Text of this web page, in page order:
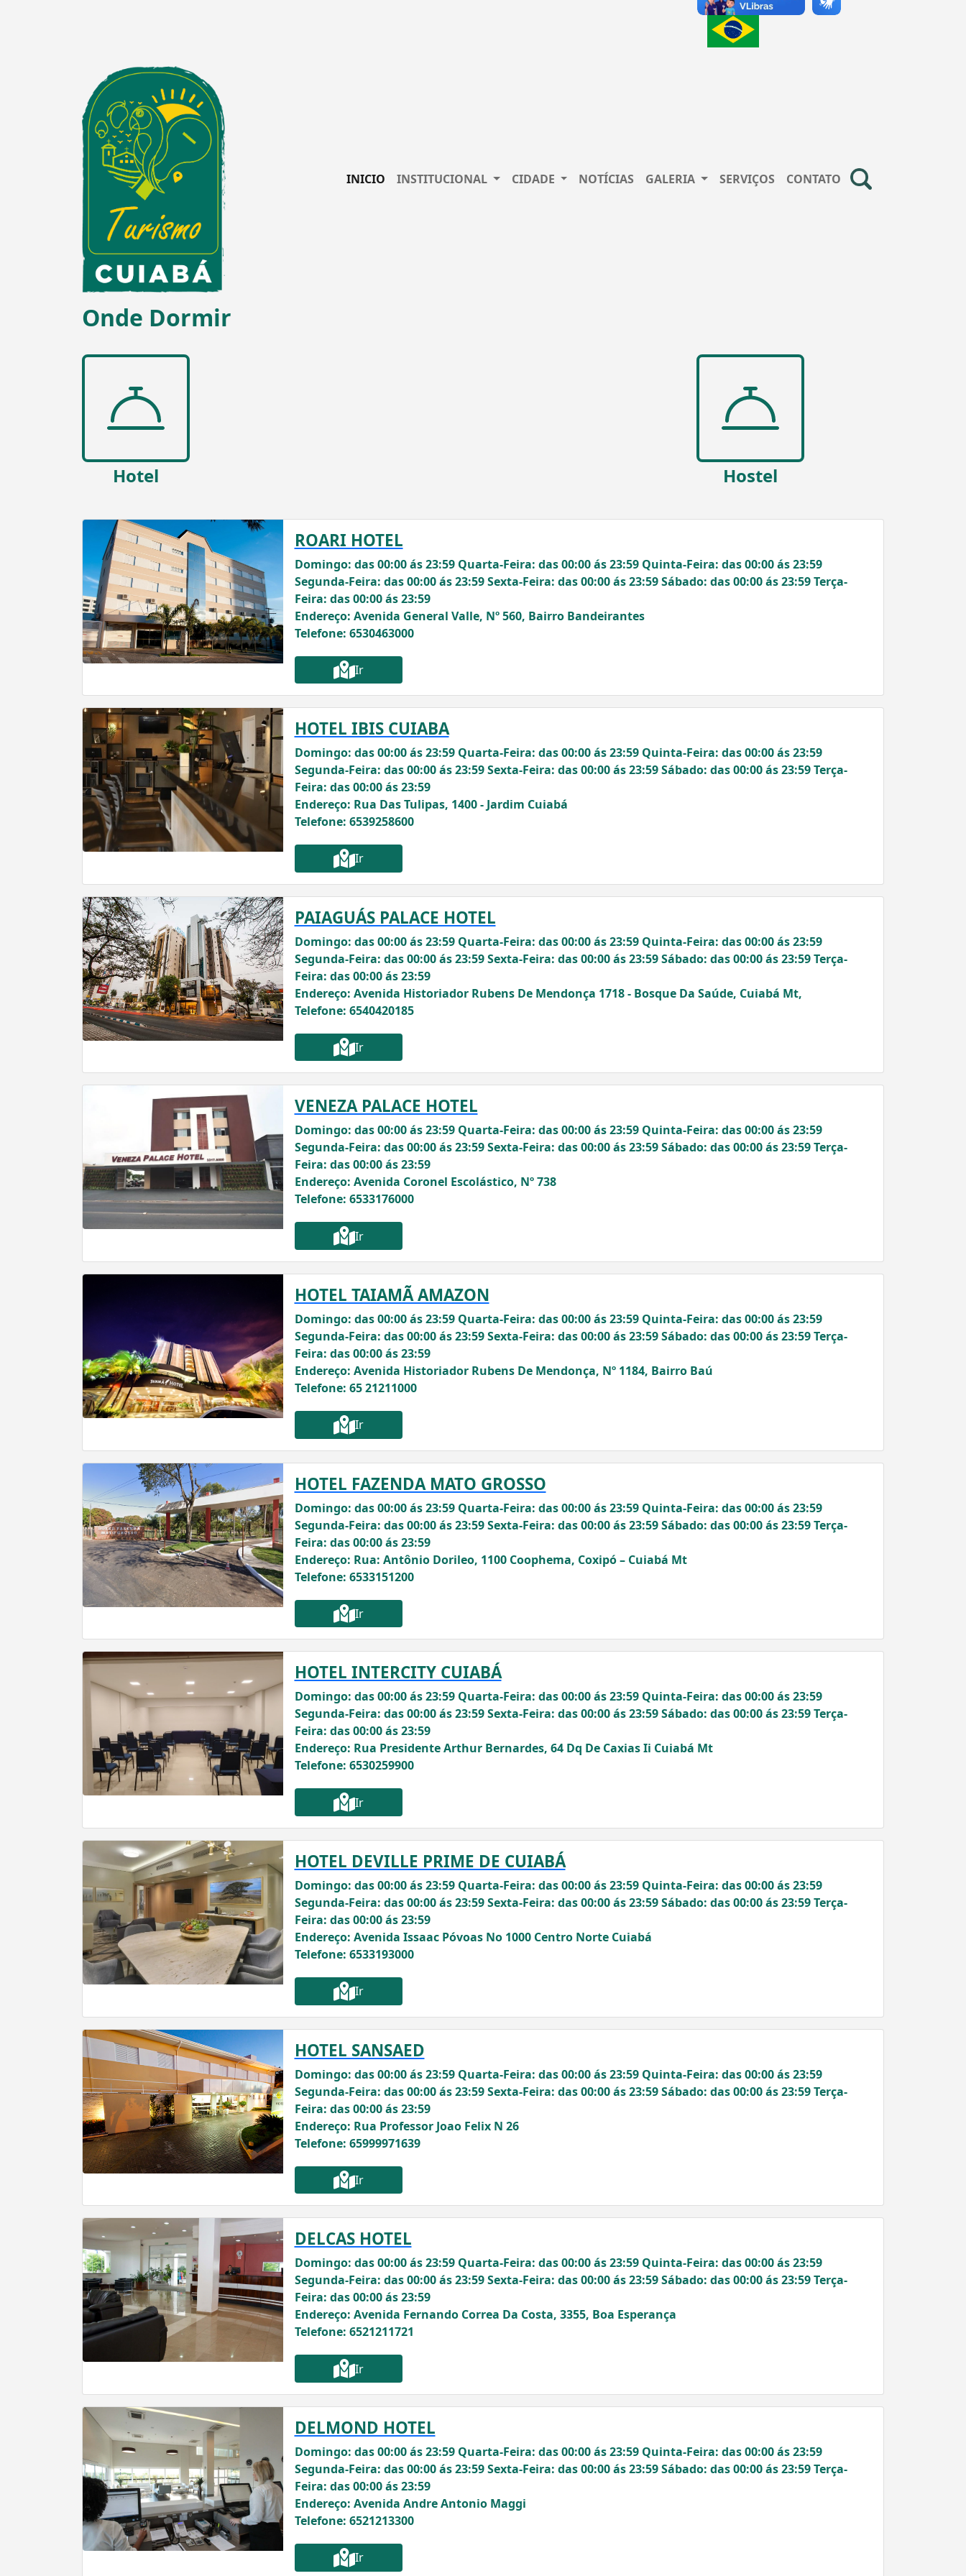
INICIO INSTITUCIONAL CIDADE NOTÍCIAS GALERIA SERVIÇOS CONTATO
Onde Dormir
Hotel Hostel
ROARI HOTEL
Domingo: das 00:00 ás 23:59 Quarta-Feira: das 00:00 ás 23:59 Quinta-Feira: das 00:00 ás 23:59
Segunda-Feira: das 00:00 ás 23:59 Sexta-Feira: das 00:00 ás 23:59 Sábado: das 00:00 ás 23:59 Terça-
Feira: das 00:00 ás 23:59
Endereço: Avenida General Valle, Nº 560, Bairro Bandeirantes
Telefone: 6530463000
Ir
HOTEL IBIS CUIABA
Domingo: das 00:00 ás 23:59 Quarta-Feira: das 00:00 ás 23:59 Quinta-Feira: das 00:00 ás 23:59
Segunda-Feira: das 00:00 ás 23:59 Sexta-Feira: das 00:00 ás 23:59 Sábado: das 00:00 ás 23:59 Terça-
Feira: das 00:00 ás 23:59
Endereço: Rua Das Tulipas, 1400 - Jardim Cuiabá
Telefone: 6539258600
Ir
PAIAGUÁS PALACE HOTEL
Domingo: das 00:00 ás 23:59 Quarta-Feira: das 00:00 ás 23:59 Quinta-Feira: das 00:00 ás 23:59
Segunda-Feira: das 00:00 ás 23:59 Sexta-Feira: das 00:00 ás 23:59 Sábado: das 00:00 ás 23:59 Terça-
Feira: das 00:00 ás 23:59
Endereço: Avenida Historiador Rubens De Mendonça 1718 - Bosque Da Saúde, Cuiabá Mt,
Telefone: 6540420185
Ir
VENEZA PALACE HOTEL
Domingo: das 00:00 ás 23:59 Quarta-Feira: das 00:00 ás 23:59 Quinta-Feira: das 00:00 ás 23:59
Segunda-Feira: das 00:00 ás 23:59 Sexta-Feira: das 00:00 ás 23:59 Sábado: das 00:00 ás 23:59 Terça-
Feira: das 00:00 ás 23:59
Endereço: Avenida Coronel Escolástico, Nº 738
Telefone: 6533176000
Ir
HOTEL TAIAMÃ AMAZON
Domingo: das 00:00 ás 23:59 Quarta-Feira: das 00:00 ás 23:59 Quinta-Feira: das 00:00 ás 23:59
Segunda-Feira: das 00:00 ás 23:59 Sexta-Feira: das 00:00 ás 23:59 Sábado: das 00:00 ás 23:59 Terça-
Feira: das 00:00 ás 23:59
Endereço: Avenida Historiador Rubens De Mendonça, Nº 1184, Bairro Baú
Telefone: 65 21211000
Ir
HOTEL FAZENDA MATO GROSSO
Domingo: das 00:00 ás 23:59 Quarta-Feira: das 00:00 ás 23:59 Quinta-Feira: das 00:00 ás 23:59
Segunda-Feira: das 00:00 ás 23:59 Sexta-Feira: das 00:00 ás 23:59 Sábado: das 00:00 ás 23:59 Terça-
Feira: das 00:00 ás 23:59
Endereço: Rua: Antônio Dorileo, 1100 Coophema, Coxipó – Cuiabá Mt
Telefone: 6533151200
Ir
HOTEL INTERCITY CUIABÁ
Domingo: das 00:00 ás 23:59 Quarta-Feira: das 00:00 ás 23:59 Quinta-Feira: das 00:00 ás 23:59
Segunda-Feira: das 00:00 ás 23:59 Sexta-Feira: das 00:00 ás 23:59 Sábado: das 00:00 ás 23:59 Terça-
Feira: das 00:00 ás 23:59
Endereço: Rua Presidente Arthur Bernardes, 64 Dq De Caxias Ii Cuiabá Mt
Telefone: 6530259900
Ir
HOTEL DEVILLE PRIME DE CUIABÁ
Domingo: das 00:00 ás 23:59 Quarta-Feira: das 00:00 ás 23:59 Quinta-Feira: das 00:00 ás 23:59
Segunda-Feira: das 00:00 ás 23:59 Sexta-Feira: das 00:00 ás 23:59 Sábado: das 00:00 ás 23:59 Terça-
Feira: das 00:00 ás 23:59
Endereço: Avenida Issaac Póvoas No 1000 Centro Norte Cuiabá
Telefone: 6533193000
Ir
HOTEL SANSAED
Domingo: das 00:00 ás 23:59 Quarta-Feira: das 00:00 ás 23:59 Quinta-Feira: das 00:00 ás 23:59
Segunda-Feira: das 00:00 ás 23:59 Sexta-Feira: das 00:00 ás 23:59 Sábado: das 00:00 ás 23:59 Terça-
Feira: das 00:00 ás 23:59
Endereço: Rua Professor Joao Felix N 26
Telefone: 65999971639
Ir
DELCAS HOTEL
Domingo: das 00:00 ás 23:59 Quarta-Feira: das 00:00 ás 23:59 Quinta-Feira: das 00:00 ás 23:59
Segunda-Feira: das 00:00 ás 23:59 Sexta-Feira: das 00:00 ás 23:59 Sábado: das 00:00 ás 23:59 Terça-
Feira: das 00:00 ás 23:59
Endereço: Avenida Fernando Correa Da Costa, 3355, Boa Esperança
Telefone: 6521211721
Ir
DELMOND HOTEL
Domingo: das 00:00 ás 23:59 Quarta-Feira: das 00:00 ás 23:59 Quinta-Feira: das 00:00 ás 23:59
Segunda-Feira: das 00:00 ás 23:59 Sexta-Feira: das 00:00 ás 23:59 Sábado: das 00:00 ás 23:59 Terça-
Feira: das 00:00 ás 23:59
Endereço: Avenida Andre Antonio Maggi
Telefone: 6521213300
Ir